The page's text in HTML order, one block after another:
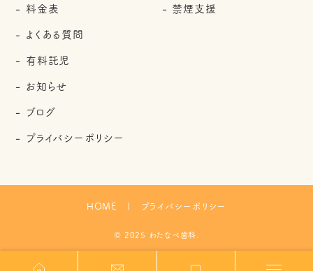
料金表
よくある質問
有料託児
お知らせ
ブログ
プライバシーポリシー
禁煙支援
HOME プライバシーポリシー
© 2025 わたなべ歯科.